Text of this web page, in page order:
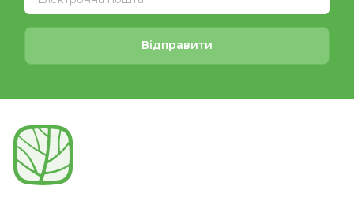
Відправити